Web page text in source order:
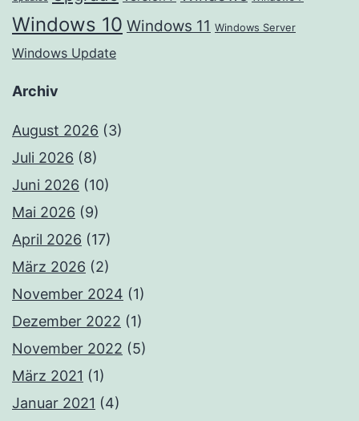
Windows 10 Windows 11 Windows Server
Windows Update
Archiv
August 2026 (3)
Juli 2026 (8)
Juni 2026 (10)
Mai 2026 (9)
April 2026 (17)
März 2026 (2)
November 2024 (1)
Dezember 2022 (1)
November 2022 (5)
März 2021 (1)
Januar 2021 (4)